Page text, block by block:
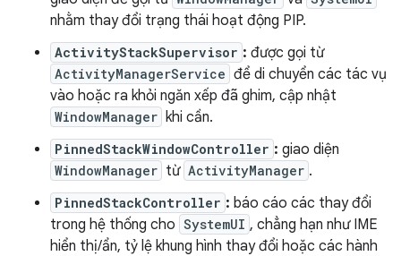
nhằm thay đổi trạng thái hoạt động PIP.
ActivityStackSupervisor : được gọi từ
ActivityManagerService để di chuyển các tác vụ
vào hoặc ra khỏi ngăn xếp đã ghim, cập nhật
WindowManager khi cần.
PinnedStackWindowController : giao diện
WindowManager từ ActivityManager .
PinnedStackController : báo cáo các thay đổi
trong hệ thống cho SystemUI , chẳng hạn như IME
hiển thị/ẩn, tỷ lệ khung hình thay đổi hoặc các hành